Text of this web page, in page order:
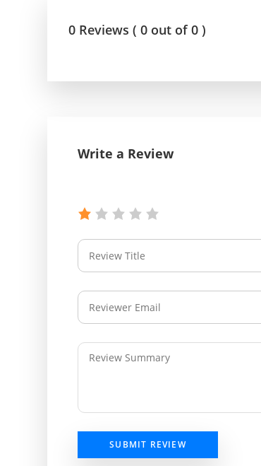
0 Reviews ( 0 out of 0 )
Write a Review
SUBMIT REVIEW